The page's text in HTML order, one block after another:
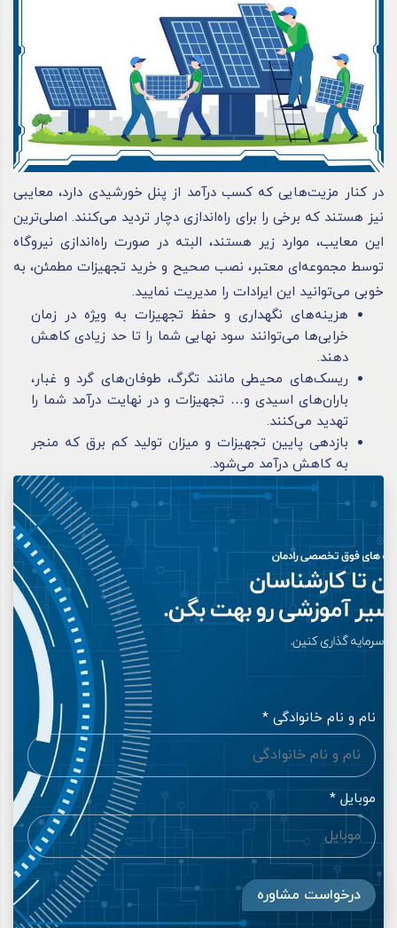
در کنار مزیت‌هایی که کسب درآمد از پنل خورشیدی دارد، معایبی
نیز هستند که برخی را برای راه‌اندازی دچار تردید می‌کنند. اصلی‌ترین
این معایب، موارد زیر هستند، البته در صورت راه‌اندازی نیروگاه
توسط مجموعه‌ای معتبر، نصب صحیح و خرید تجهیزات مطمئن، به
خوبی می‌توانید این ایرادات را مدیریت نمایید.
هزینه‌های نگهداری و حفظ تجهیزات به ویژه در زمان
خرابی‌ها می‌توانند سود نهایی شما را تا حد زیادی کاهش
دهند.
ریسک‌های محیطی مانند تگرگ، طوفان‌های گرد و غبار،
باران‌های اسیدی و… تجهیزات و در نهایت درآمد شما را
تهدید می‌کنند.
بازدهی پایین تجهیزات و میزان تولید کم برق که منجر
به کاهش درآمد می‌شود.
نام و نام خانوادگی *
موبایل *
درخواست مشاوره